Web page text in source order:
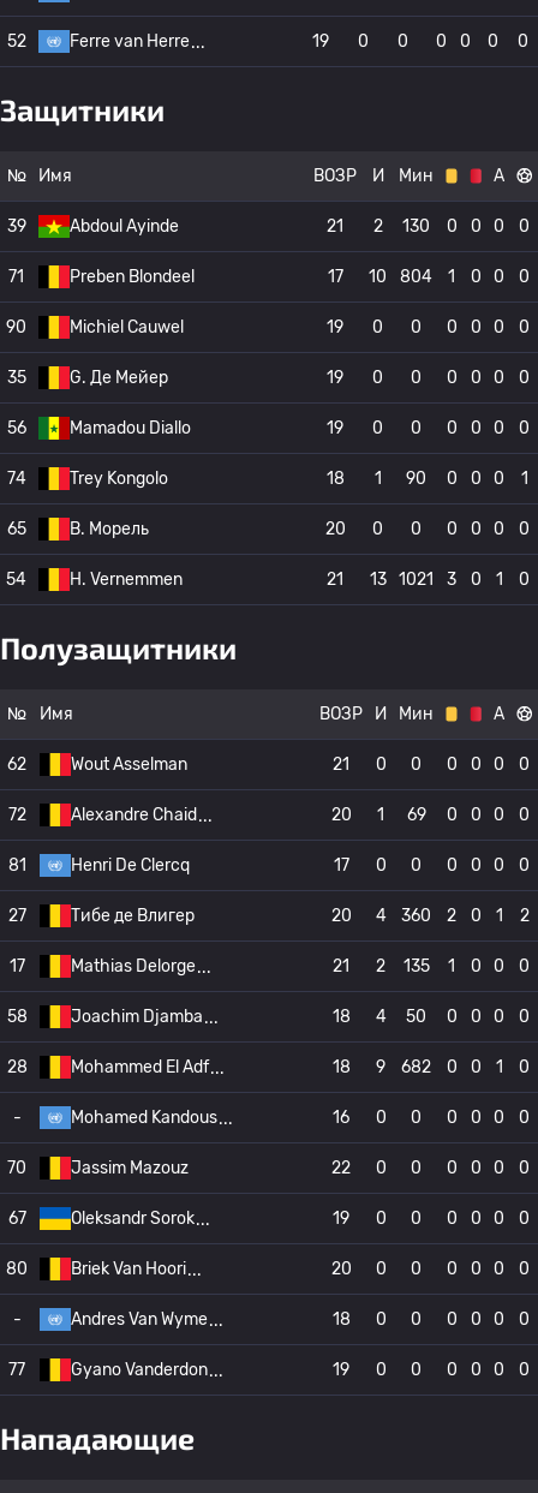
52 Ferre van Herre 19 0 0 0 0 0 0
Защитники
№ Имя ВОЗР И Мин А
39 Abdoul Ayinde 21 2 130 0 0 0 0
71 Preben Blondeel 17 10 804 1 0 0 0
90 Michiel Cauwel 19 0 0 0 0 0 0
35 G. Де Мейер 19 0 0 0 0 0 0
56 Mamadou Diallo 19 0 0 0 0 0 0
74 Trey Kongolo 18 1 90 0 0 0 1
65 B. Морель 20 0 0 0 0 0 0
54 H. Vernemmen 21 13 1021 3 0 1 0
Полузащитники
№ Имя ВОЗР И Мин А
62 Wout Asselman 21 0 0 0 0 0 0
72 Alexandre Chaid 20 1 69 0 0 0 0
81 Henri De Clercq 17 0 0 0 0 0 0
27 Тибе де Влигер 20 4 360 2 0 1 2
17 Mathias Delorge 21 2 135 1 0 0 0
58 Joachim Djamba 18 4 50 0 0 0 0
28 Mohammed El Adf 18 9 682 0 0 1 0
- Mohamed Kandous 16 0 0 0 0 0 0
70 Jassim Mazouz 22 0 0 0 0 0 0
67 Oleksandr Sorok 19 0 0 0 0 0 0
80 Briek Van Hoori 20 0 0 0 0 0 0
- Andres Van Wyme 18 0 0 0 0 0 0
77 Gyano Vanderdon 19 0 0 0 0 0 0
Нападающие